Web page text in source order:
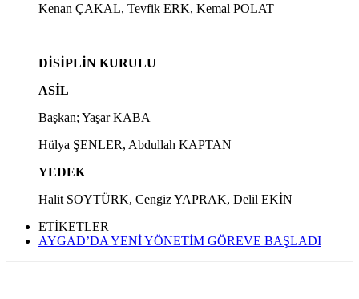
Kenan ÇAKAL, Tevfik ERK, Kemal POLAT
DİSİPLİN KURULU
ASİL
Başkan; Yaşar KABA
Hülya ŞENLER, Abdullah KAPTAN
YEDEK
Halit SOYTÜRK, Cengiz YAPRAK, Delil EKİN
ETİKETLER
AYGAD’DA YENİ YÖNETİM GÖREVE BAŞLADI